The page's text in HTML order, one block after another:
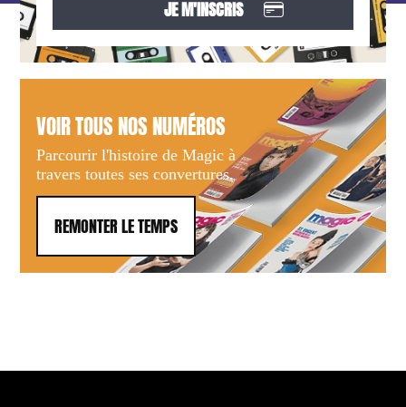
VOIR TOUS NOS NUMÉROS
Parcourir l'histoire de Magic à
travers toutes ses convertures.
REMONTER LE TEMPS